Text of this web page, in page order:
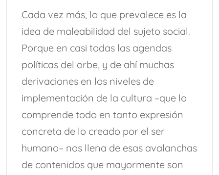
Cada vez más, lo que prevalece es la
idea de maleabilidad del sujeto social.
Porque en casi todas las agendas
políticas del orbe, y de ahí muchas
derivaciones en los niveles de
implementación de la cultura –que lo
comprende todo en tanto expresión
concreta de lo creado por el ser
humano– nos llena de esas avalanchas
de contenidos que mayormente son